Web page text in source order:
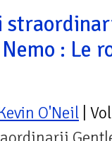
: Le
O'Neil |